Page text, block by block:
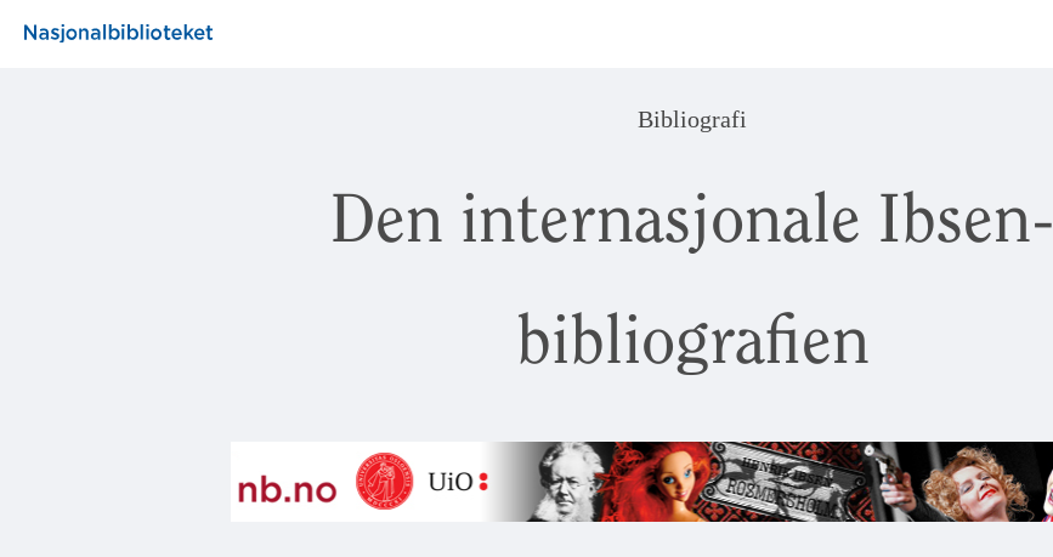
Bibliografi
Den internasjonale Ibsen-
bibliografien